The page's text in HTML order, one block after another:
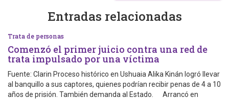
Entradas relacionadas
Trata de personas
Comenzó el primer juicio contra una red de
trata impulsado por una víctima
Fuente: Clarin Proceso histórico en Ushuaia Alika Kinán logró llevar
al banquillo a sus captores, quienes podrían recibir penas de 4 a 10
años de prisión. También demanda al Estado. Arrancó en